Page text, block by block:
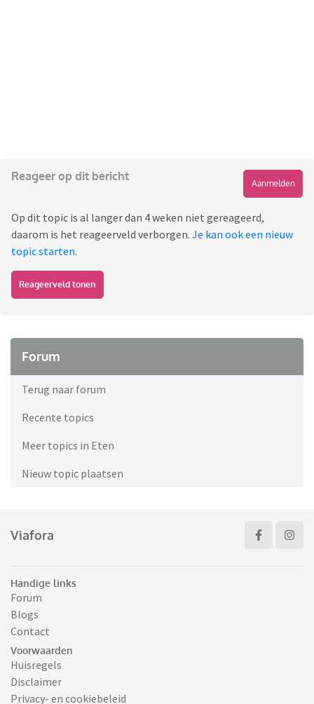
Reageer op dit bericht
Aanmelden
Op dit topic is al langer dan 4 weken niet gereageerd,
daarom is het reageerveld verborgen. Je kan ook een nieuw
topic starten.
Reageerveld tonen
Forum
Terug naar forum
Recente topics
Meer topics in Eten
Nieuw topic plaatsen
Viafora
Handige links
Forum
Blogs
Contact
Voorwaarden
Huisregels
Disclaimer
Privacy- en cookiebeleid